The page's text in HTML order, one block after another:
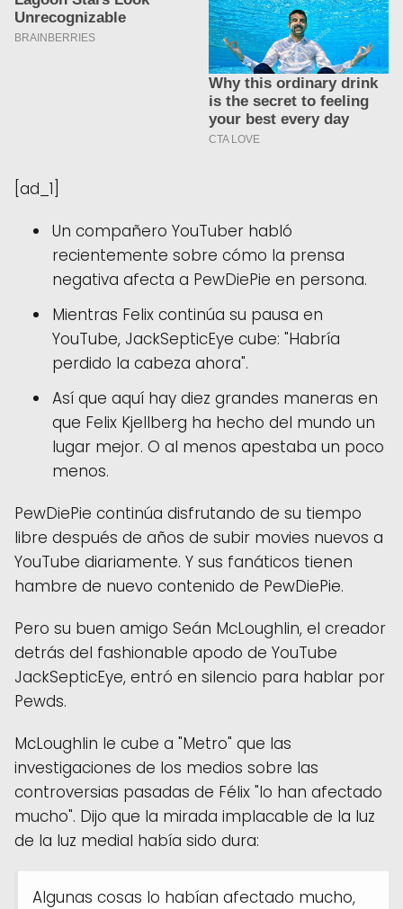
[ad_1]
Un compañero YouTuber habló
recientemente sobre cómo la prensa
negativa afecta a PewDiePie en persona.
Mientras Felix continúa su pausa en
YouTube, JackSepticEye cube: "Habría
perdido la cabeza ahora".
Así que aquí hay diez grandes maneras en
que Felix Kjellberg ha hecho del mundo un
lugar mejor. O al menos apestaba un poco
menos.
PewDiePie continúa disfrutando de su tiempo
libre después de años de subir movies nuevos a
YouTube diariamente. Y sus fanáticos tienen
hambre de nuevo contenido de PewDiePie.
Pero su buen amigo Seán McLoughlin, el creador
detrás del fashionable apodo de YouTube
JackSepticEye, entró en silencio para hablar por
Pewds.
McLoughlin le cube a "Metro" que las
investigaciones de los medios sobre las
controversias pasadas de Félix "lo han afectado
mucho". Dijo que la mirada implacable de la luz
de la luz medial había sido dura:
Algunas cosas lo habían afectado mucho,